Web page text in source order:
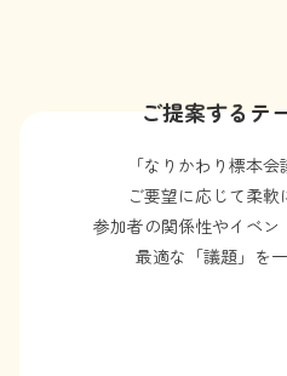
ご提案するテ
「なりかわり標本会
ご要望に応じて柔軟
参加者の関係性やイベン
最適な「議題」を